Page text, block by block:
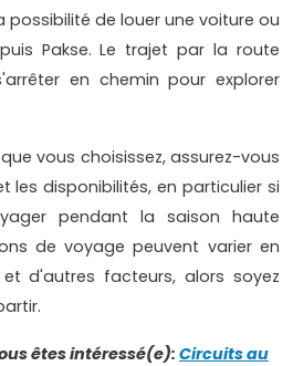
possibilité de louer une voiture ou
Pakse. Le trajet par la route
en chemin pour explorer
vous choisissez, assurez-vous
les disponibilités, en particulier si
pendant la saison haute
de voyage peuvent varier en
d'autres facteurs, alors soyez
êtes intéressé(e): Circuits au